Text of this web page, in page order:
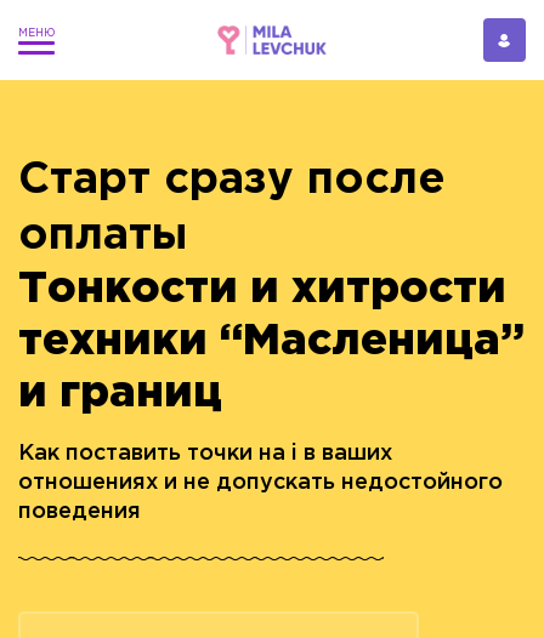
Старт сразу после
оплаты
Тонкости и хитрости
техники “Масленица”
и границ
Как поставить точки на i в ваших
отношениях и не допускать недостойного
поведения